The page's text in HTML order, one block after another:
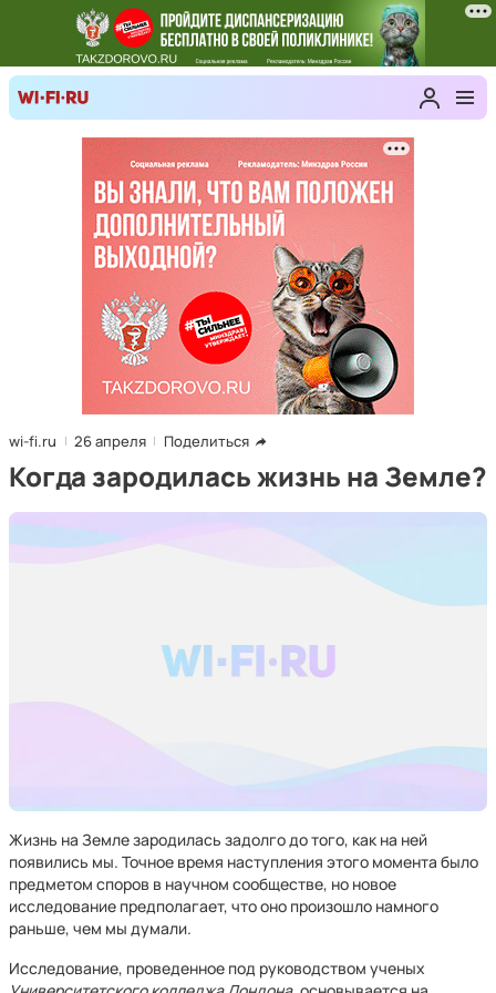
wi-fi.ru 26 апреля Поделиться
Когда зародилась жизнь на Земле?
Жизнь на Земле зародилась задолго до того, как на ней
появились мы. Точное время наступления этого момента было
предметом споров в научном сообществе, но новое
исследование предполагает, что оно произошло намного
раньше, чем мы думали.
Исследование, проведенное под руководством ученых